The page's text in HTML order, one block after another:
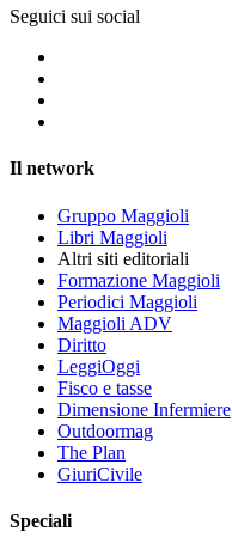
Seguici sui social
Il network
Gruppo Maggioli
Libri Maggioli
Altri siti editoriali
Formazione Maggioli
Periodici Maggioli
Maggioli ADV
Diritto
LeggiOggi
Fisco e tasse
Dimensione Infermiere
Outdoormag
The Plan
GiuriCivile
Speciali